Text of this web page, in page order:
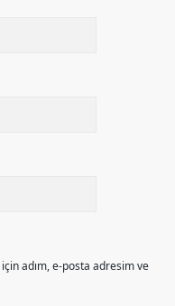
adım, e-posta adresim ve